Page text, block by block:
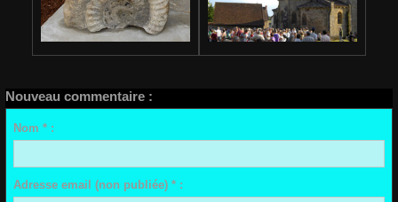
Nouveau commentaire :
Nom * :
Adresse email (non publiée) * :